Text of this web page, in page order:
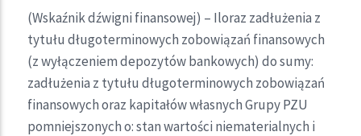
(Wskaźnik dźwigni finansowej) – Iloraz zadłużenia z
tytułu długoterminowych zobowiązań finansowych
(z wyłączeniem depozytów bankowych) do sumy:
zadłużenia z tytułu długoterminowych zobowiązań
finansowych oraz kapitałów własnych Grupy PZU
pomniejszonych o: stan wartości niematerialnych i